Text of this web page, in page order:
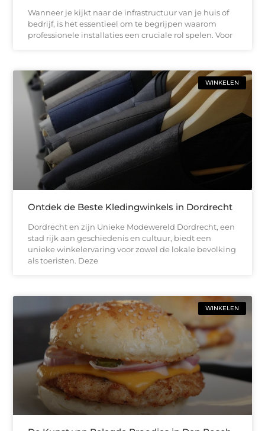
Wanneer je kijkt naar de infrastructuur van je huis of
bedrijf, is het essentieel om te begrijpen waarom
professionele installaties een cruciale rol spelen. Voor
WINKELEN
Ontdek de Beste Kledingwinkels in Dordrecht
Dordrecht en zijn Unieke Modewereld Dordrecht, een
stad rijk aan geschiedenis en cultuur, biedt een
unieke winkelervaring voor zowel de lokale bevolking
als toeristen. Deze
WINKELEN